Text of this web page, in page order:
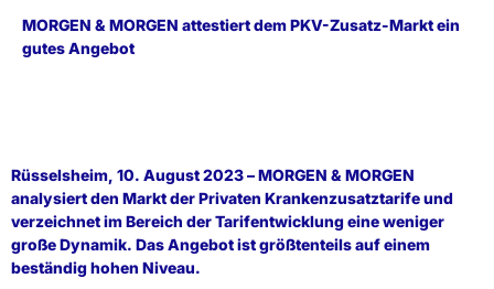
MORGEN & MORGEN attestiert dem PKV-Zusatz-Markt ein
gutes Angebot
Rüsselsheim, 10. August 2023 – MORGEN & MORGEN
analysiert den Markt der Privaten Krankenzusatztarife und
verzeichnet im Bereich der Tarifentwicklung eine weniger
große Dynamik. Das Angebot ist größtenteils auf einem
beständig hohen Niveau.